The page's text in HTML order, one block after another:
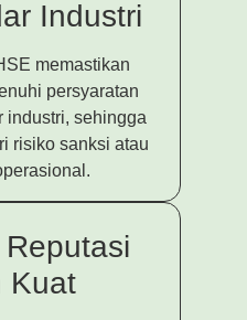
Industri
memastikan
persyaratan
industri, sehingga
risiko sanksi atau
Kuat